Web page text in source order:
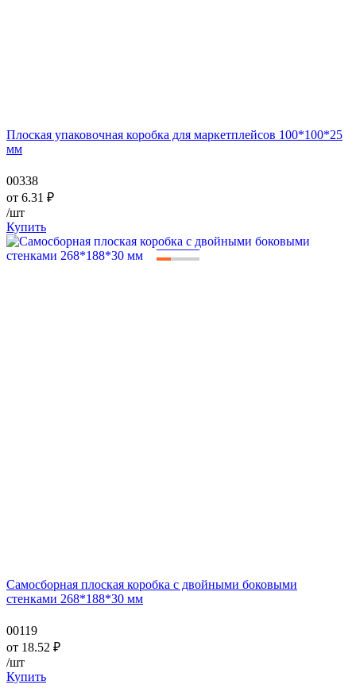
Плоская упаковочная коробка для маркетплейсов 100*100*25
мм
00338
от 6.31 ₽
/шт
Купить
———
Самосборная плоская коробка с двойными боковыми
стенками 268*188*30 мм
00119
от 18.52 ₽
/шт
Купить